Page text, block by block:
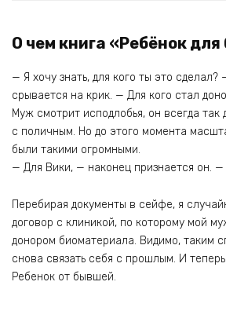
О чем книга «Ребёнок
— Я хочу знать, для кого ты это сделал?
срывается на крик. — Для кого стал
Муж смотрит исподлобья, он всегда так
с поличным. Но до этого момента
были такими огромными.
— Для Вики, — наконец признается он.
Перебирая документы в сейфе, я
договор с клиникой, по которому мой
донором биоматериала. Видимо, таким
снова связать себя с прошлым. И
Ребенок от бывшей.